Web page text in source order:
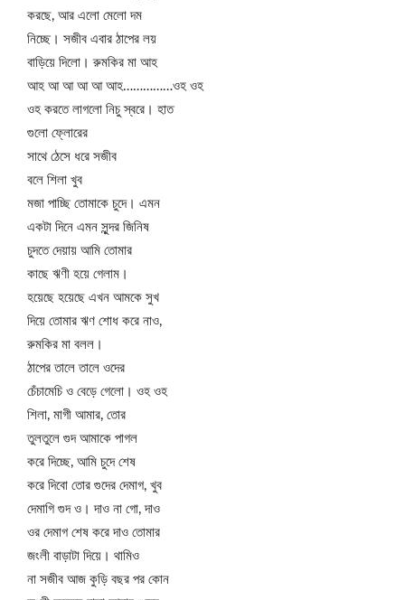
করছে, আর এলো মেলো দম
নিচ্ছে। সজীব এবার ঠাপের লয়
বাড়িয়ে দিলো। রুমকির মা আহ
আহ আ আ আ আ আহ……………ওহ ওহ
ওহ করতে লাগলো নিচু স্বরে। হাত
গুলো ফ্লোরের
সাথে ঠেসে ধরে সজীব
বলে শিলা খুব
মজা পাচ্ছি তোমাকে চুদে। এমন
একটা দিনে এমন সুন্দর জিনিষ
চুদতে দেয়ায় আমি তোমার
কাছে ঋণী হয়ে গেলাম।
হয়েছে হয়েছে এখন আমকে সুখ
দিয়ে তোমার ঋণ শোধ করে নাও,
রুমকির মা বলল।
ঠাপের তালে তালে ওদের
চেঁচামেচি ও বেড়ে গেলো। ওহ ওহ
শিলা, মাগী আমার, তোর
তুলতুলে গুদ আমাকে পাগল
করে দিচ্ছে, আমি চুদে শেষ
করে দিবো তোর গুদের দেমাগ, খুব
দেমাগি গুদ ও। দাও না গো, দাও
ওর দেমাগ শেষ করে দাও তোমার
জংলী বাড়াটা দিয়ে। থামিও
না সজীব আজ কুড়ি বছর পর কোন